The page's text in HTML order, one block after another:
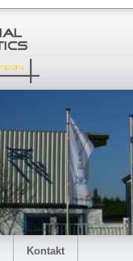
Kontakt